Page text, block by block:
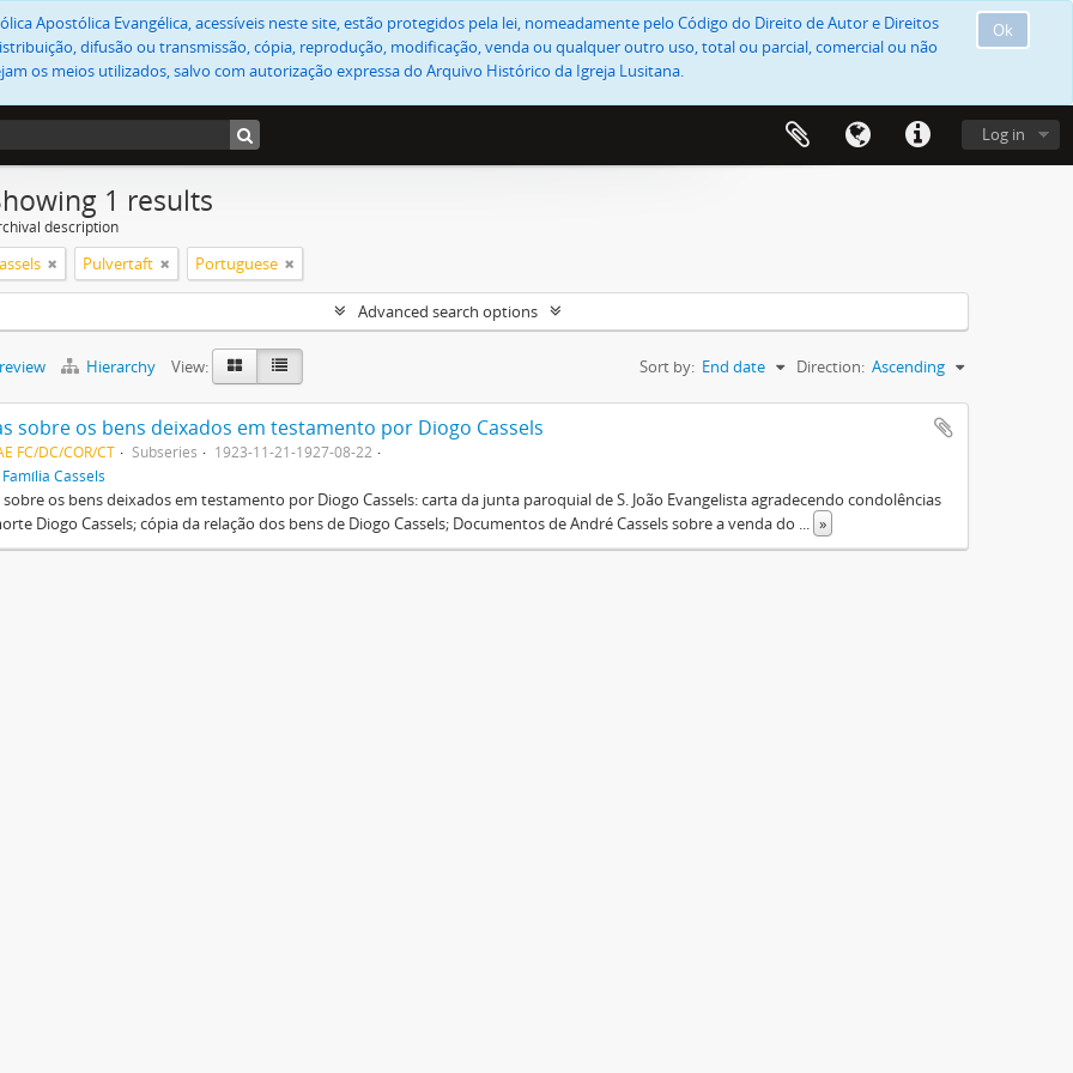
Ok
Apostólica Evangélica, acessíveis neste site, estão protegidos pela lei, nomeadamente pelo Código do Direito de Autor e Direitos
difusão ou transmissão, cópia, reprodução, modificação, venda ou qualquer outro uso, total ou parcial, comercial ou não
os meios utilizados, salvo com autorização expressa do Arquivo Histórico da Igreja Lusitana.
Log in
1 results
description
Pulvertaft Portuguese
Advanced search options
Hierarchy View: Sort by: End date Direction: Ascending
sobre os bens deixados em testamento por Diogo Cassels
FC/DC/COR/CT Subseries
1923-11-21-1927-08-22
Família Cassels
sobre os bens deixados em testamento por Diogo Cassels: carta da junta paroquial de S. João Evangelista agradecendo condolências
Diogo Cassels; cópia da relação dos bens de Diogo Cassels; Documentos de André Cassels sobre a venda do ... »